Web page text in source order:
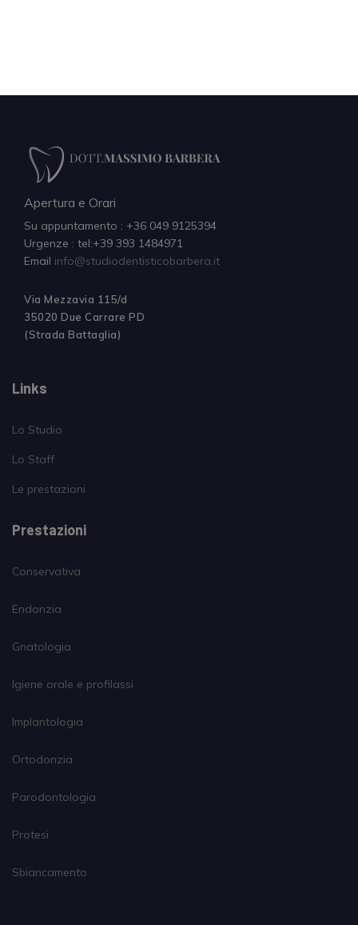
Apertura e Orari
Su appuntamento : +36 049 9125394
Urgenze : tel:+39 393 1484971
Email info@studiodentisticobarbera.it
Via Mezzavia 115/d
35020 Due Carrare PD
(Strada Battaglia)
Links
Lo Studio
Lo Staff
Le prestazioni
Prestazioni
Conservativa
Endonzia
Gnatologia
Igiene orale e profilassi
Implantologia
Ortodonzia
Parodontologia
Protesi
Sbiancamento